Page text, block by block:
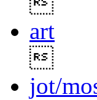
art
jot/